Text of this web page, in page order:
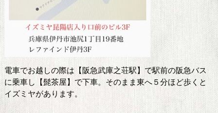
電車でお越しの際は【阪急武庫之荘駅】で駅前の阪急バス
に乗車し【髭茶屋】で下車。そのまま東へ５分ほど歩くと
イズミヤがあります。